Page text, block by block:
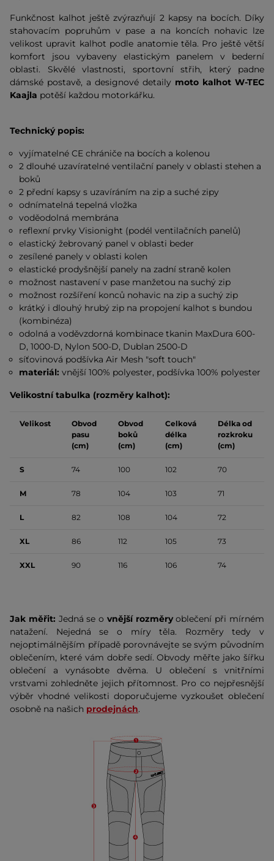
Funkčnost kalhot ještě zvýrazňují 2 kapsy na bocích. Díky
stahovacím popruhům v pase a na koncích nohavic lze
velikost upravit kalhot podle anatomie těla. Pro ještě větší
komfort jsou vybaveny elastickým panelem v bederní
oblasti. Skvělé vlastnosti, sportovní střih, který padne
dámské postavě, a designové detaily moto kalhot W-TEC
Kaajla potěší každou motorkářku.
Technický popis:
vyjímatelné CE chrániče na bocích a kolenou
2 dlouhé uzavíratelné ventilační panely v oblasti stehen a
boků
2 přední kapsy s uzavíráním na zip a suché zipy
odnímatelná tepelná vložka
voděodolná membrána
reflexní prvky Visionight (podél ventilačních panelů)
elastický žebrovaný panel v oblasti beder
zesílené panely v oblasti kolen
elastické prodyšnější panely na zadní straně kolen
možnost nastavení v pase manžetou na suchý zip
možnost rozšíření konců nohavic na zip a suchý zip
krátký i dlouhý hrubý zip na propojení kalhot s bundou
(kombinéza)
odolná a voděvzdorná kombinace tkanin MaxDura 600-
D, 1000-D, Nylon 500-D, Dublan 2500-D
síťovinová podšívka Air Mesh "soft touch"
materiál: vnější 100% polyester, podšívka 100% polyester
Velikostní tabulka (rozměry kalhot):
Velikost
Obvod
pasu
(cm)
Obvod
boků
(cm)
Celková
délka
(cm)
Délka od
rozkroku
(cm)
S 74 100 102 70
M 78 104 103 71
L 82 108 104 72
XL 86 112 105 73
XXL 90 116 106 74
Jak měřit: Jedná se o vnější rozměryoblečení při mírném
natažení. Nejedná se o míry těla. Rozměry tedy v
nejoptimálnějším případě porovnávejte se svým původním
oblečením, které vám dobře sedí. Obvody měřte jako šířku
oblečení a vynásobte dvěma. U oblečení s vnitřními
vrstvami zohledněte jejich přítomnost. Pro co nejpřesnější
výběr vhodné velikosti doporučujeme vyzkoušet oblečení
osobně na našich prodejnách.